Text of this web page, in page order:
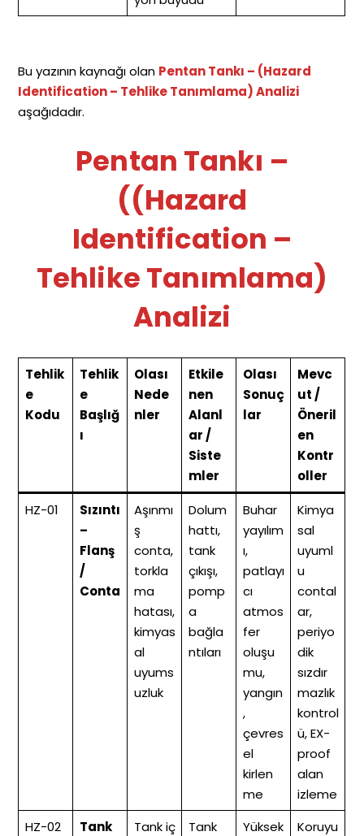
Bu yazının kaynağı olan Pentan Tankı – (Hazard
Identification – Tehlike Tanımlama)Analizi
aşağıdadır.
Pentan Tankı –
((Hazard
Identification –
Tehlike Tanımlama)
Analizi
Tehlik
e
Kodu
Tehlik
e
Başlığ
ı
Olası
Nede
nler
Etkile
nen
Alanl
ar /
Siste
mler
Olası
Sonuç
lar
Mevc
ut /
Öneril
en
Kontr
oller
HZ-01
Sızıntı
–
Flanş
/
Conta
Aşınmı
ş
conta,
torkla
ma
hatası,
kimyas
al
uyums
uzluk
Dolum
hattı,
tank
çıkışı,
pomp
a
bağla
ntıları
Buhar
yayılım
ı,
patlayı
cı
atmos
fer
oluşu
mu,
yangın
,
çevres
el
kirlen
me
Kimya
sal
uyuml
u
contal
ar,
periyo
dik
sızdır
mazlık
kontrol
ü, EX-
proof
alan
izleme
HZ-02
Tank
Tank iç
Tank
Yüksek
Koruyu